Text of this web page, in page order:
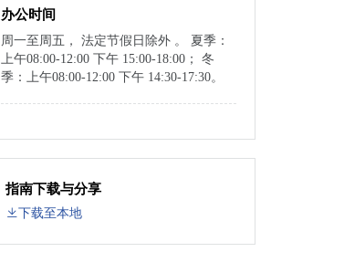
办公时间
周一至周五， 法定节假日除外 。 夏季：
上午08:00-12:00 下午 15:00-18:00； 冬
季：上午08:00-12:00 下午 14:30-17:30。
指南下载与分享
下载至本地